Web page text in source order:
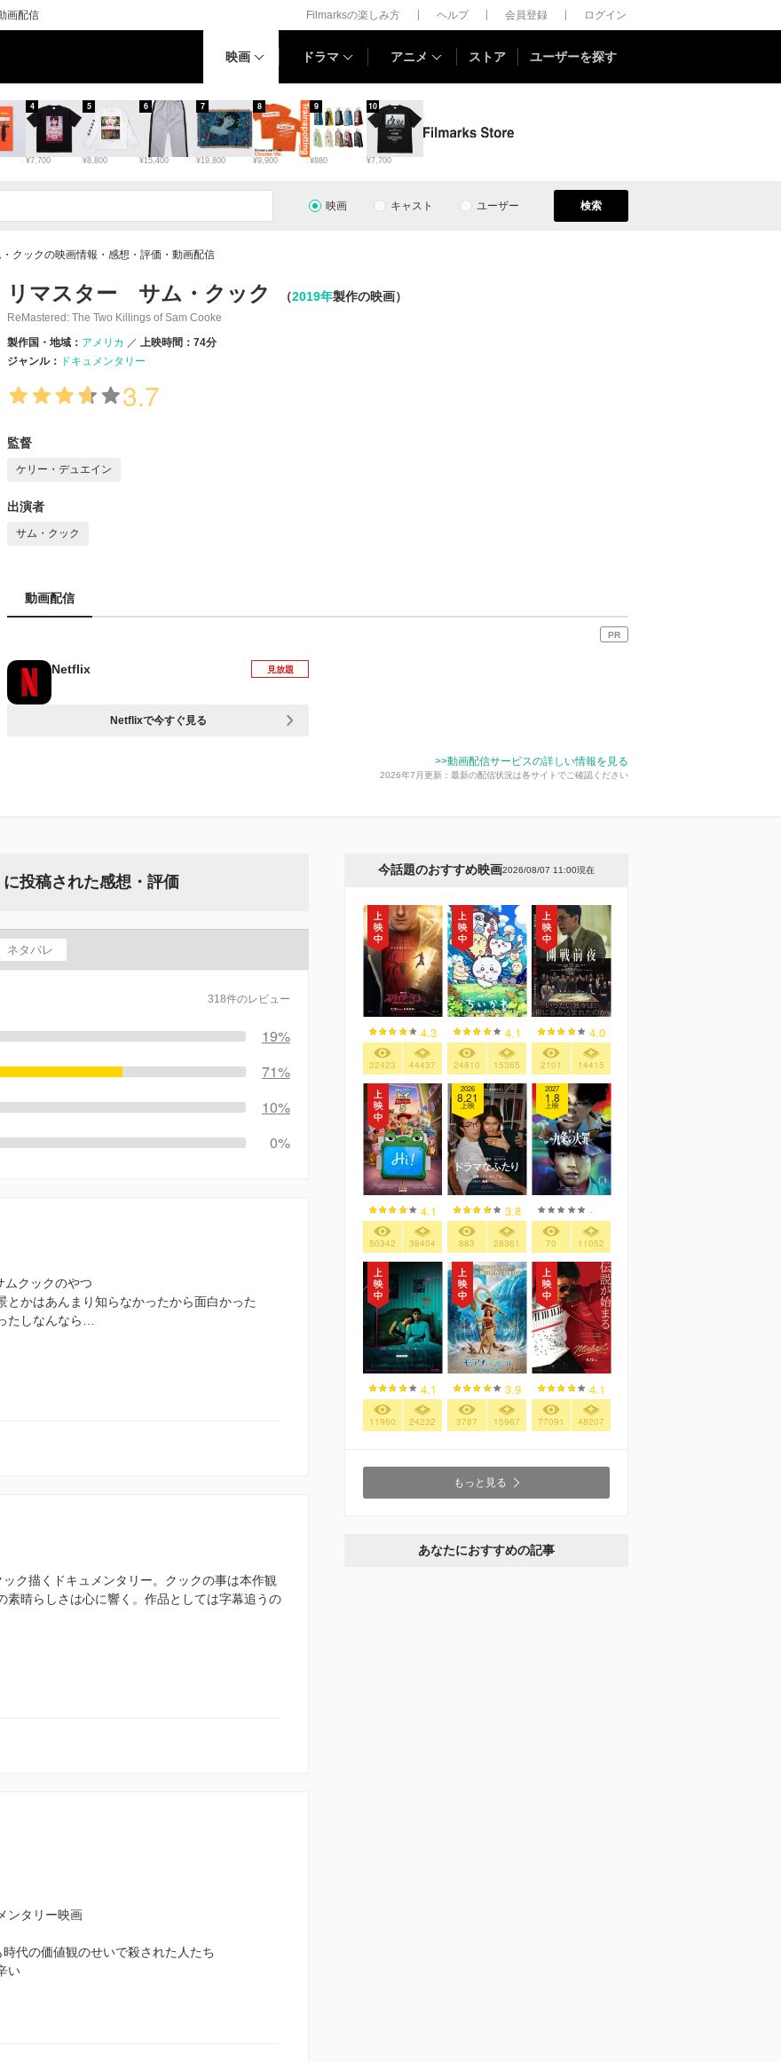
画配信 Filmarksの楽しみ方 ヘルプ 会員登録 ログイン
映画 ドラマ アニメ ストア ユーザーを探す
¥7,700
4
¥8,800
5
¥15,400
6
¥19,800
7
¥9,900
8
¥880
9
¥7,700
10
映画 キャスト ユーザー 検索
クックの映画情報・感想・評価・動画配信
リマスター サム・クック （2019年製作の映画）
ReMastered: The Two Killings of Sam Cooke
製作国・地域： アメリカ
上映時間：74分
ジャンル： ドキュメンタリー
3.7
監督
ケリー・デュエイン
出演者
サム・クック
動画配信
PR
Netflix 見放題
Netflixで今すぐ見る
>>動画配信サービスの詳しい情報を見る
2026年7月更新：最新の配信状況は各サイトでご確認ください
投稿された感想・評価
ネタバレ
318件のレビュー
19%
71%
10%
0%
ムクックのやつ
かはあんまり知らなかったから面白かった
たしなんなら…
ク描くドキュメンタリー。クックの事は本作観
素晴らしさは心に響く。作品としては字幕追うの
ンタリー映画
代の価値観のせいで殺された人たち
い
今話題のおすすめ映画2026/08/07 11:00現在
4.3
32423 44437
4.1
24810 15365
4.0
2101 14415
4.1
50342 38404
2026
8.21
上映
3.8
883 28361
2027
1.8
上映
-
70 11052
4.1
11960 24232
3.9
3787 15967
4.1
77091 48207
もっと見る
あなたにおすすめの記事